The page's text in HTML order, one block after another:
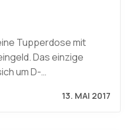
Tupperdose mit
Das einzige
um D-…
13. MAI 2017